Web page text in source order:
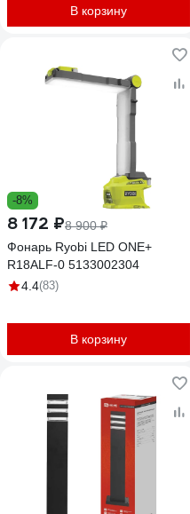
В корзину
-8%
8 172 ₽8 900 ₽
Фонарь Ryobi LED ONE+
R18ALF-0 5133002304
4.4(83)
В корзину